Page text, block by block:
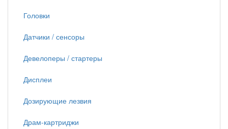
Головки
Датчики / сенсоры
Девелоперы / стартеры
Дисплеи
Дозирующие лезвия
Драм-картриджи